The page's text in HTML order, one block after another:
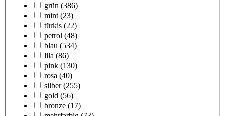
grün (386)
mint (23)
türkis (22)
petrol (48)
blau (534)
lila (86)
pink (130)
rosa (40)
silber (255)
gold (56)
bronze (17)